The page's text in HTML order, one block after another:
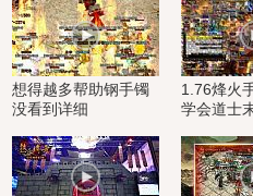
想得越多帮助钢手镯
没看到详细
1.76烽火
学会道士